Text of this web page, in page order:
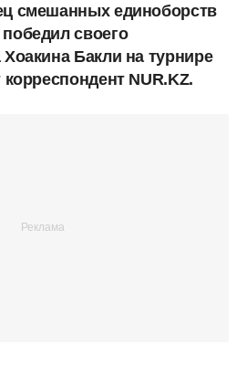
смешанных единоборств
своего
Хоакина Бакли на турнире
корреспондент NUR.KZ.